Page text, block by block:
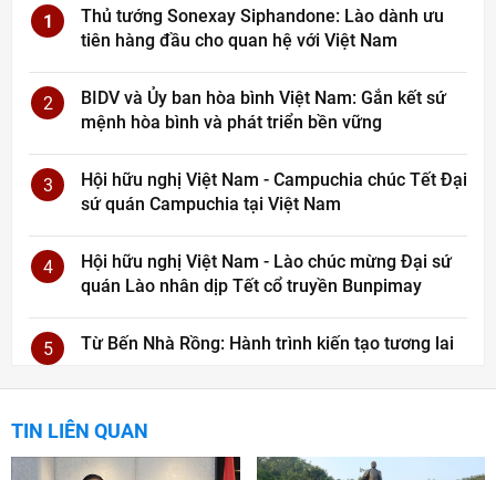
1
Thủ tướng Sonexay Siphandone: Lào dành ưu
tiên hàng đầu cho quan hệ với Việt Nam
2
BIDV và Ủy ban hòa bình Việt Nam: Gắn kết sứ
mệnh hòa bình và phát triển bền vững
3
Hội hữu nghị Việt Nam - Campuchia chúc Tết Đại
sứ quán Campuchia tại Việt Nam
4
Hội hữu nghị Việt Nam - Lào chúc mừng Đại sứ
quán Lào nhân dịp Tết cổ truyền Bunpimay
5 Từ Bến Nhà Rồng: Hành trình kiến tạo tương lai
TIN LIÊN QUAN